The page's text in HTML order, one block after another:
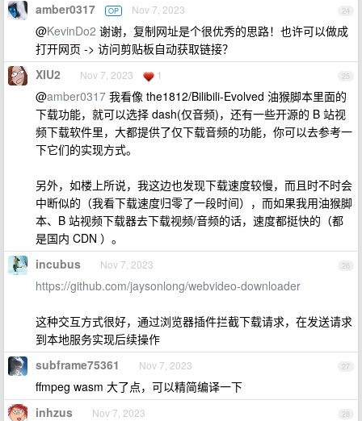
24
amber0317 OP Nov 7, 2023
@KevinDo2 谢谢，复制网址是个很优秀的思路！也许可以做成
打开网页 -> 访问剪贴板自动获取链接？
25
XIU2 Nov 7, 2023 1
@amber0317 我看像 the1812/Bilibili-Evolved 油猴脚本里面的
下载功能，就可以选择 dash(仅音频)，还有一些开源的 B 站视
频下载软件里，大都提供了仅下载音频的功能，你可以去参考一
下它们的实现方式。
另外，如楼上所说，我这边也发现下载速度较慢，而且时不时会
中断似的（我看下载速度归零了一段时间），而如果我用油猴脚
本、B 站视频下载器去下载视频/音频的话，速度都挺快的（都
是国内 CDN ）。
26
incubus Nov 7, 2023
https://github.com/jaysonlong/webvideo-downloader
这种交互方式很好，通过浏览器插件拦截下载请求，在发送请求
到本地服务实现后续操作
27
subframe75361 Nov 7, 2023
ffmpeg wasm 大了点，可以精简编译一下
28
inhzus Nov 7, 2023